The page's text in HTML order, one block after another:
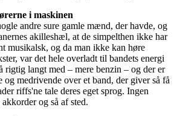
i maskinen
andre sure gamle mænd, der havde, og
akilleshæl, at de simpelthen ikke har
musikalsk, og da man ikke kan høre
var det hele overladt til bandets energi
rigtig langt med – mere benzin – og der er
og medrivende over et band, der giver så få
riffs'ne tale deres eget sprog. Ingen
og så af sted.